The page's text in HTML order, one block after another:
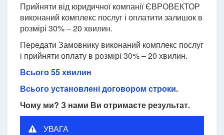
Прийняти від юридичної компанії ЄВРОВЕКТОР
виконаний комплекс послуг і оплатити залишок в
розмірі 30% – 20 хвилин.
Передати Замовнику виконаний комплекс послуг
і прийняти оплату в розмірі 30% – 20 хвилин.
Всього 55 хвилин
Всього установлені договором строки.
Чому ми? З нами Ви отримаєте результат.
УВАГА